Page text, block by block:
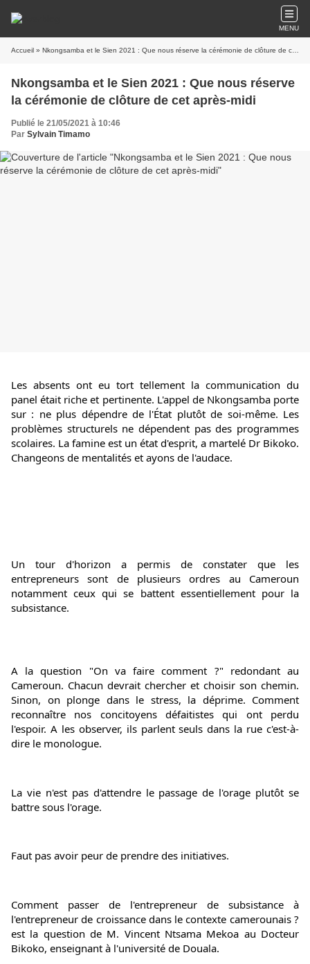
MENU
Accueil » Nkongsamba et le Sien 2021 : Que nous réserve la cérémonie de clôture de cet après-midi
Nkongsamba et le Sien 2021 : Que nous réserve
la cérémonie de clôture de cet après-midi
Publié le 21/05/2021 à 10:46
Par Sylvain Timamo
Les absents ont eu tort tellement la communication du
panel était riche et pertinente. L'appel de Nkongsamba porte
sur : ne plus dépendre de l'État plutôt de soi-même. Les
problèmes structurels ne dépendent pas des programmes
scolaires. La famine est un état d'esprit, a martelé Dr Bikoko.
Changeons de mentalités et ayons de l'audace.
Un tour d'horizon a permis de constater que les
entrepreneurs sont de plusieurs ordres au Cameroun
notamment ceux qui se battent essentiellement pour la
subsistance.
A la question "On va faire comment ?" redondant au
Cameroun. Chacun devrait chercher et choisir son chemin.
Sinon, on plonge dans le stress, la déprime. Comment
reconnaître nos concitoyens défaitistes qui ont perdu
l'espoir. A les observer, ils parlent seuls dans la rue c'est-à-
dire le monologue.
La vie n'est pas d'attendre le passage de l'orage plutôt se
battre sous l'orage.
Faut pas avoir peur de prendre des initiatives.
Comment passer de l'entrepreneur de subsistance à
l'entrepreneur de croissance dans le contexte camerounais ?
est la question de M. Vincent Ntsama Mekoa au Docteur
Bikoko, enseignant à l'université de Douala.